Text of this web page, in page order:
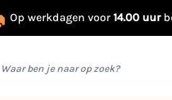
Op werkdagen voor 14.00 uur
Waar ben je naar op zoek?